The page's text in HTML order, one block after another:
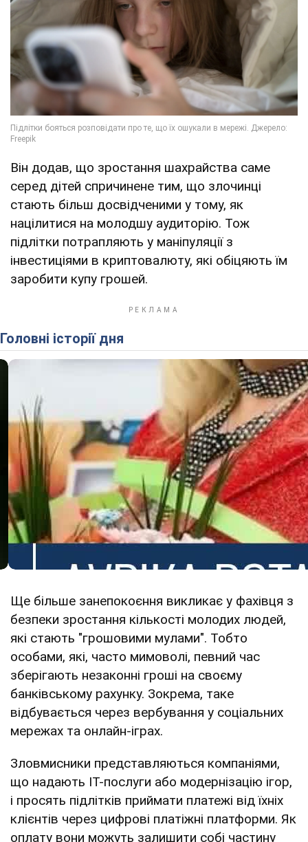
Він додав, що зростання шахрайства саме
серед дітей спричинене тим, що злочинці
стають більш досвідченими у тому, як
націлитися на молодшу аудиторію. Тож
підлітки потрапляють у маніпуляції з
інвестиціями в криптовалюту, які обіцяють їм
заробити купу грошей.
Головні історії дня
Ще більше занепокоєння викликає у фахівця з
безпеки зростання кількості молодих людей,
які стають "грошовими мулами". Тобто
особами, які, часто мимоволі, певний час
зберігають незаконні гроші на своєму
банківському рахунку. Зокрема, таке
відбувається через вербування у соціальних
мережах та онлайн-іграх.
Зловмисники представляються компаніями,
що надають ІТ-послуги або модернізацію ігор,
і просять підлітків приймати платежі від їхніх
клієнтів через цифрові платіжні платформи. Як
оплату вони можуть залишити собі частину